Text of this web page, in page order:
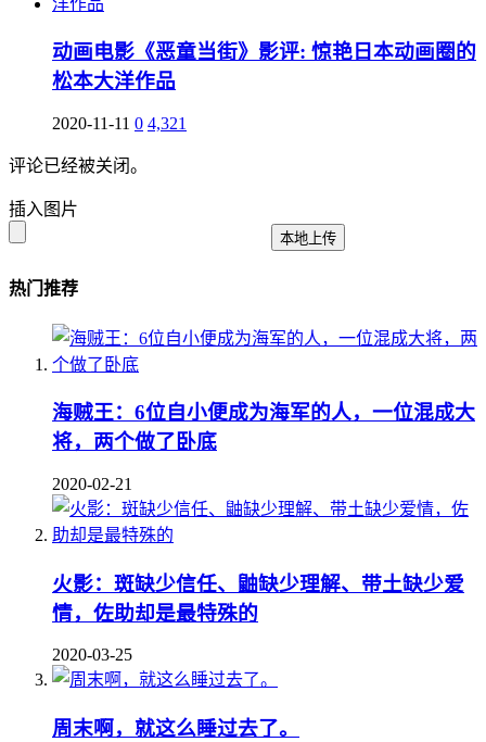
动画电影《恶童当街》影评: 惊艳日本动画圈的
松本大洋作品
2020-11-11 0 4,321
评论已经被关闭。
插入图片
本地上传
热门推荐
海贼王：6位自小便成为海军的人，一位混成大
将，两个做了卧底
2020-02-21
火影：斑缺少信任、鼬缺少理解、带土缺少爱
情，佐助却是最特殊的
2020-03-25
周末啊，就这么睡过去了。